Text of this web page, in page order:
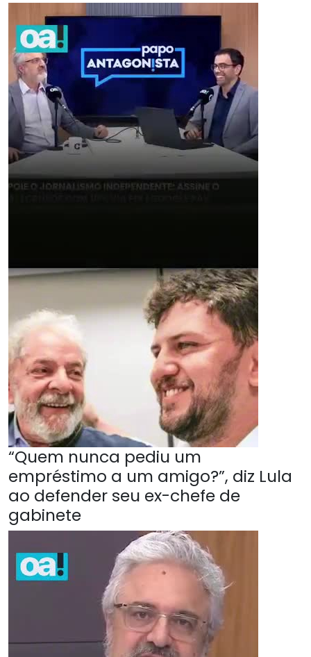
“Quem nunca pediu um
empréstimo a um amigo?”, diz Lula
ao defender seu ex-chefe de
gabinete